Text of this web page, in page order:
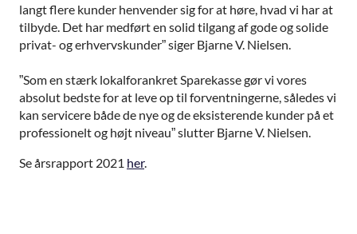
langt flere kunder henvender sig for at høre, hvad vi har at
tilbyde. Det har medført en solid tilgang af gode og solide
privat- og erhvervskunder” siger Bjarne V. Nielsen.
”Som en stærk lokalforankret Sparekasse gør vi vores
absolut bedste for at leve op til forventningerne, således vi
kan servicere både de nye og de eksisterende kunder på et
professionelt og højt niveau” slutter Bjarne V. Nielsen.
Se årsrapport 2021 her.